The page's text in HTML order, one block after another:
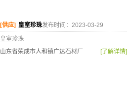
[供应] 皇室珍珠发布时间：2023-03-29
皇室珍珠
山东省荣成市人和镇广达石材厂
[了解详情]